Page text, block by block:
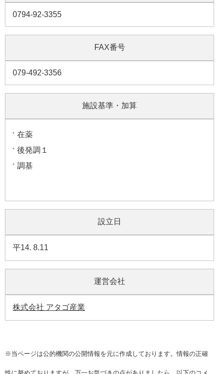
0794-92-3355
FAX番号
079-492-3356
施設基準・加算
在薬
後発調１
調基
設立日
平14. 8.11
運営会社
株式会社 アタゴ産業
※当ページは公的機関の公開情報を元に作成しております。情報の正確